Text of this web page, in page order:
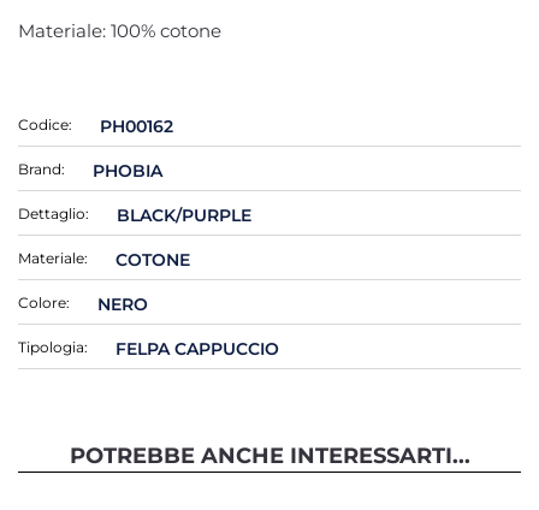
Materiale: 100% cotone
Codice: PH00162
Brand: PHOBIA
Dettaglio: BLACK/PURPLE
Materiale: COTONE
Colore: NERO
Tipologia: FELPA CAPPUCCIO
POTREBBE ANCHE INTERESSARTI...